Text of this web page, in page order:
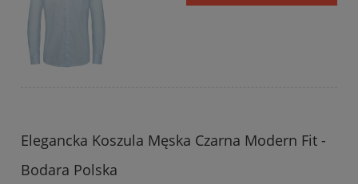
Elegancka Koszula Męska Czarna Modern Fit -
Bodara Polska